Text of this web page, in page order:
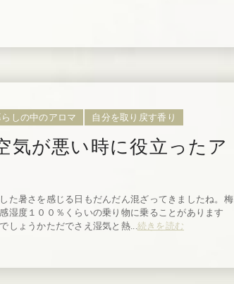
しの中のアロマ 自分を取り戻す香り
気が悪い時に役立ったア
た暑さを感じる日もだんだん混ざってきましたね。梅
湿度１００％くらいの乗り物に乗ることがあります
しょうかただでさえ湿気と熱...続きを読む